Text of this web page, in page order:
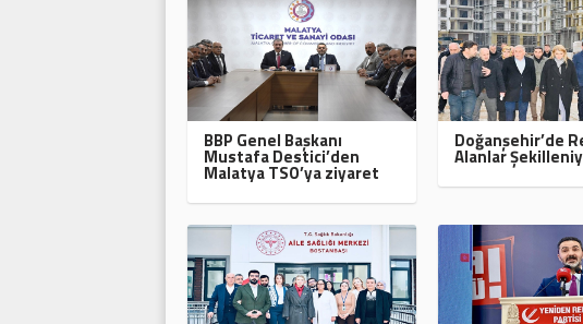
BBP Genel Başkanı
Mustafa Destici’den
Malatya TSO’ya ziyaret
Doğanşehir’de
Alanlar